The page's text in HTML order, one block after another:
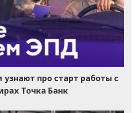
про старт работы с
Точка Банк